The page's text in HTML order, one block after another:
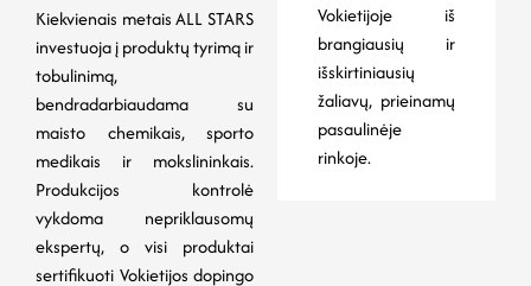
Kiekvienais metais ALL STARS
investuoja į produktų tyrimą ir
tobulinimą,
bendradarbiaudama su
maisto chemikais, sporto
medikais ir mokslininkais.
Produkcijos kontrolė
vykdoma nepriklausomų
ekspertų, o visi produktai
sertifikuoti Vokietijos dopingo
Vokietijoje iš
brangiausių ir
išskirtiniausių
žaliavų, prieinamų
pasaulinėje
rinkoje.